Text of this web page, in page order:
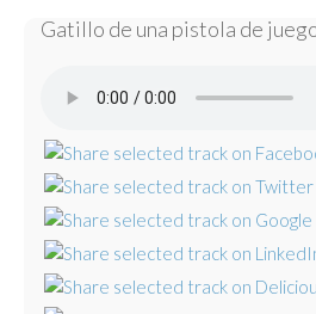
Gatillo de una pistola de